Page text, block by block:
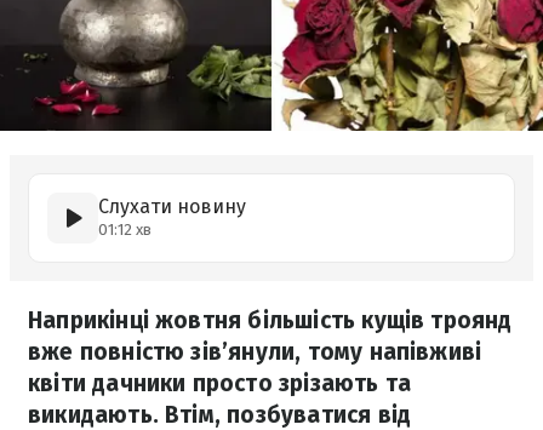
Слухати новину
01:12 хв
Наприкінці жовтня більшість кущів троянд
вже повністю зів’янули, тому напівживі
квіти дачники просто зрізають та
викидають. Втім, позбуватися від